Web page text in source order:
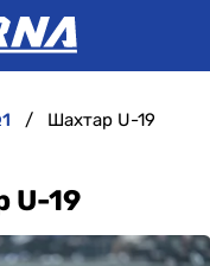
Шахтар U-19
U-19